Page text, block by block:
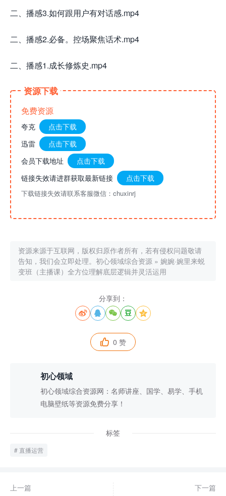
二、播感3.如何跟用户有对话感.mp4
二、播感2.必备。控场聚焦话术.mp4
二、播感1.成长修炼史.mp4
资源下载
免费资源
夸克
点击下载
迅雷
点击下载
会员下载地址
点击下载
链接失效请进群获取最新链接
点击下载
下载链接失效请联系客服微信：chuxinrj
资源来源于互联网，版权归原作者所有，若有侵权问题敬请
告知，我们会立即处理。 初心领域综合资源 » 婉婉·婉里来蜕
变班（主播课）全方位理解底层逻辑并灵活运用
分享到：
    
 0 赞
初心领域
初心领域综合资源网：名师讲座、国学、易学、手机
电脑壁纸等资源免费分享！
标签
直播运营
上一篇
下一篇